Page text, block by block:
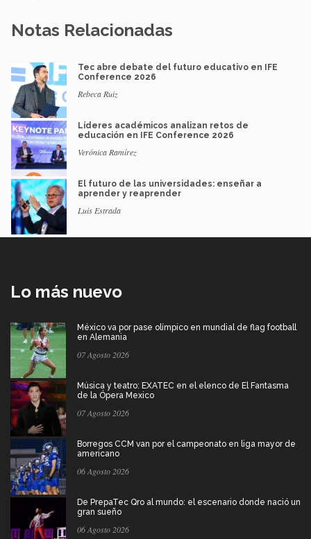
Notas Relacionadas
Tec abre debate del futuro educativo en IFE
Conference 2026
Rebeca Ruiz
Líderes académicos analizan retos de
educación en IFE Conference 2026
Verónica Ramírez
El futuro de las universidades: enseñar a
aprender y reaprender
Luis Estrada
Lo más nuevo
México va por pase olímpico en mundial de flag football
en Alemania
07 Agosto 2026
Música y teatro: EXATEC en el elenco de El Fantasma
de la Ópera Mexico
07 Agosto 2026
Borregos CCM van por el campeonato en liga mayor de
americano
06 Agosto 2026
De PrepaTec Qro al mundo: el escenario donde nació un
gran sueño
06 Agosto 2026